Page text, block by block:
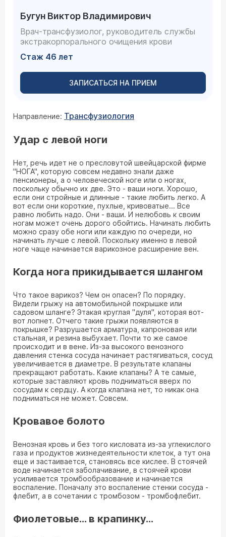
Бугун Виктор Владимирович
Врач-трансфузиолог, руководитель службы
экстракорпорального очищения крови
Стаж 46 лет
ЗАПИСАТЬСЯ НА ПРИЕМ
Направление: Трансфузиология
Удар с левой ноги
Нет, речь идет не о пресловутой швейцарской фирме
"НОГА", которую совсем недавно знали даже
пенсионеры, а о человеческой ноге или о ногах,
поскольку обычно их две. Это - ваши ноги. Хорошо,
если они стройные и длинные - такие любить легко. А
вот если они короткие, пухлые, кривоватые... Все
равно любить надо. Они - ваши. И нелюбовь к своим
ногам может очень дорого обойтись. Начинать любить
можно сразу обе ноги или каждую по очереди, но
начинать лучше с левой. Поскольку именно в левой
ноге чаще начинается варикозное расширение вен.
Когда нога прикидывается шлангом
Что такое варикоз? Чем он опасен? По порядку.
Видели грыжу на автомобильной покрышке или
садовом шланге? Этакая круглая "дуля", которая вот-
вот лопнет. Отчего такие грыжи появляются в
покрышке? Разрушается арматура, капроновая или
стальная, и резина выбухает. Почти то же самое
происходит и в вене. Из-за высокого венозного
давления стенка сосуда начинает растягиваться, сосуд
увеличивается в диаметре. В результате клапаны
прекращают работать. Какие клапаны? А те самые,
которые заставляют кровь подниматься вверх по
сосудам к сердцу. А когда клапана нет, то никак она
подниматься не может. Совсем.
Кровавое болото
Венозная кровь и без того кисловата из-за углекислого
газа и продуктов жизнедеятельности клеток, а тут она
еще и застаивается, становясь все кислее. В стоячей
воде начинается заболачивание, в стоячей крови
усиливается тромбообразование и начинается
воспаление. Поначалу это воспаление стенки сосуда -
флебит, а в сочетании с тромбозом - тромбофлебит.
Фиолетовые... в крапинку...